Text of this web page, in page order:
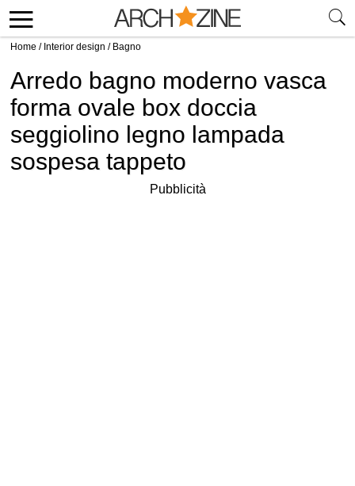
Home / Interior design / Bagno
Arredo bagno moderno vasca
forma ovale box doccia
seggiolino legno lampada
sospesa tappeto
Pubblicità